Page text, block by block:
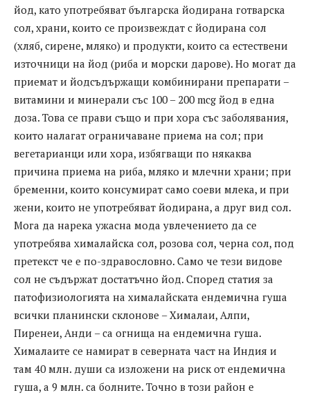
йод, като употребяват българска йодирана готварска
сол, храни, които се произвеждат с йодирана сол
(хляб, сирене, мляко) и продукти, които са естествени
източници на йод (риба и морски дарове). Но могат да
приемат и йодсъдържащи комбинирани препарати –
витамини и минерали със 100 – 200 mcg йод в една
доза. Това се прави също и при хора със заболявания,
които налагат ограничаване приема на сол; при
вегетарианци или хора, избягващи по някаква
причина приема на риба, мляко и млечни храни; при
бременни, които консумират само соеви млека, и при
жени, които не употребяват йодирана, а друг вид сол.
Мога да нарека ужасна мода увлечението да се
употребява хималайска сол, розова сол, черна сол, под
претекст че е по-здравословно. Само че тези видове
сол не съдържат достатъчно йод. Според статия за
патофизиологията на хималайската ендемична гуша
всички планински склонове – Хималаи, Алпи,
Пиренеи, Анди – са огнища на ендемична гуша.
Хималаите се намират в северната част на Индия и
там 40 млн. души са изложени на риск от ендемична
гуша, а 9 млн. са болните. Точно в този район е